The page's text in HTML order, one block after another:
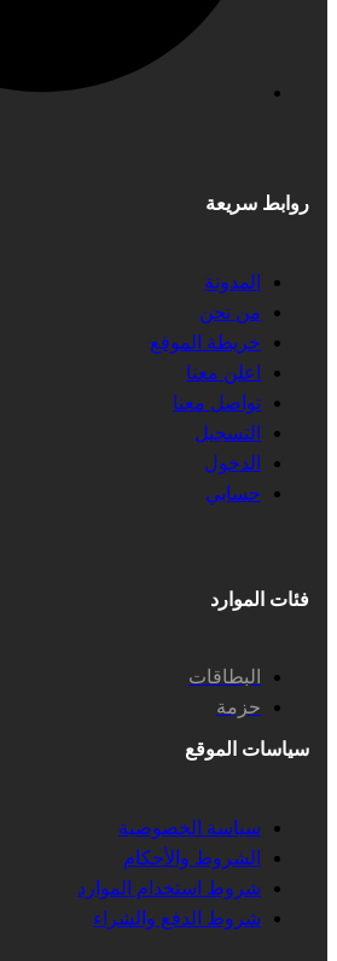
روابط سريعة
المدونة
من نحن
خريطة الموقع
اعلن معنا
تواصل معنا
التسجيل
الدخول
حسابي
فئات الموارد
البطاقات
حزمة
سياسات الموقع
سياسة الخصوصية
الشروط والأحكام
شروط استخدام الموارد
شروط الدفع والشراء